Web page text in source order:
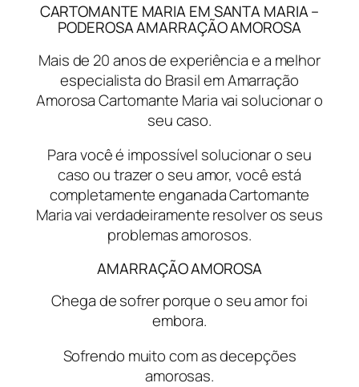
CARTOMANTE MARIA EM SANTA MARIA –
PODEROSA AMARRAÇÃO AMOROSA
Mais de 20 anos de experiência e a melhor
especialista do Brasil em Amarração
Amorosa Cartomante Maria vai solucionar o
seu caso.
Para você é impossível solucionar o seu
caso ou trazer o seu amor, você está
completamente enganada Cartomante
Maria vai verdadeiramente resolver os seus
problemas amorosos.
AMARRAÇÃO AMOROSA
Chega de sofrer porque o seu amor foi
embora.
Sofrendo muito com as decepções
amorosas.